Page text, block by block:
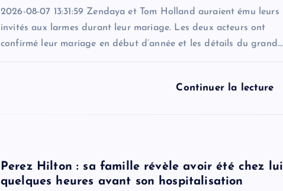
2026-08-07 13:31:59 Zendaya et Tom Holland auraient ému leurs
invités aux larmes durant leur mariage. Les deux acteurs ont
confirmé leur mariage en début d’année et les détails du grand…
Continuer la lecture
Perez Hilton : sa famille révèle avoir été chez lui
quelques heures avant son hospitalisation